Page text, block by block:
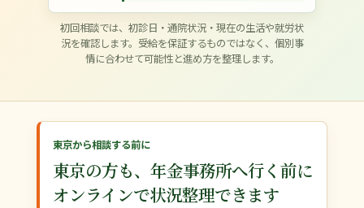
初回相談では、初診日・通院状況・現在の生活や就労状
況を確認します。受給を保証するものではなく、個別事
情に合わせて可能性と進め方を整理します。
東京から相談する前に
東京の方も、年金事務所へ行く前に
オンラインで状況整理できます